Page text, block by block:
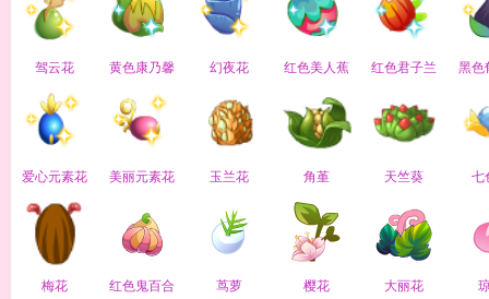
驾云花 黄色康乃馨 幻夜花 红色美人蕉 红色君子兰 黑色
爱心元素花 美丽元素花 玉兰花 角堇 天竺葵 七
梅花 红色鬼百合 茑萝 樱花 大丽花